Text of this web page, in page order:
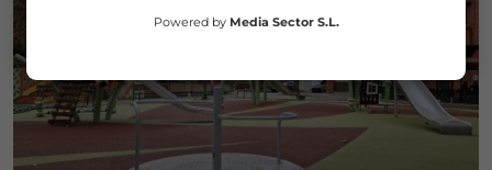
Powered by Media Sector S.L.